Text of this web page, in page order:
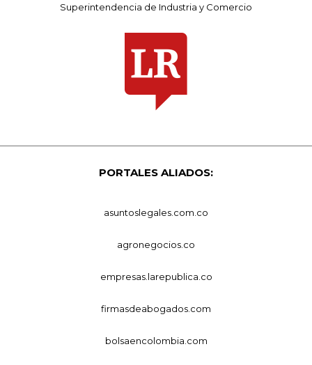
Superintendencia de Industria y Comercio
PORTALES ALIADOS:
asuntoslegales.com.co
agronegocios.co
empresas.larepublica.co
firmasdeabogados.com
bolsaencolombia.com